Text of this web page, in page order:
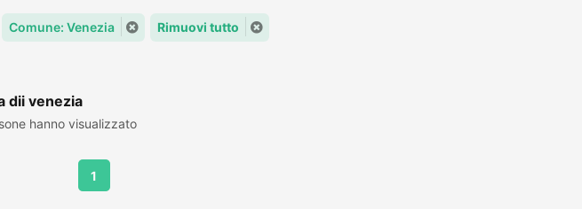
Comune: Venezia Rimuovi tutto
dii venezia
hanno visualizzato
1